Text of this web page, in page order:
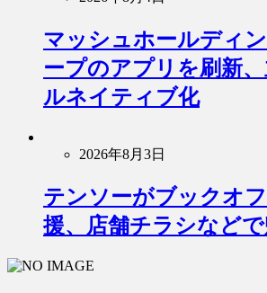
マッシュホールディ
ープのアプリを刷新
ルネイティブ化
2026年8月3日
テンソーがブックオ
援、店舗チラシなど